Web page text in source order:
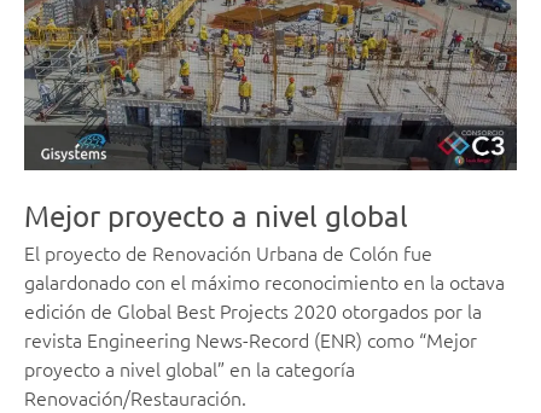
Mejor proyecto a nivel global
El proyecto de Renovación Urbana de Colón fue
galardonado con el máximo reconocimiento en la octava
edición de Global Best Projects 2020 otorgados por la
revista Engineering News-Record (ENR) como “Mejor
proyecto a nivel global” en la categoría
Renovación/Restauración.